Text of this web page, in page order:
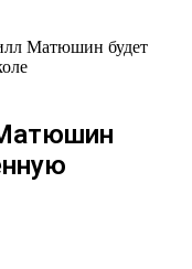
Матюшин будет